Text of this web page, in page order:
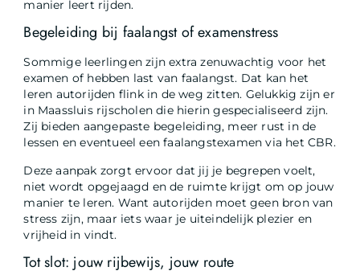
manier leert rijden.
Begeleiding bij faalangst of examenstress
Sommige leerlingen zijn extra zenuwachtig voor het
examen of hebben last van faalangst. Dat kan het
leren autorijden flink in de weg zitten. Gelukkig zijn er
in Maassluis rijscholen die hierin gespecialiseerd zijn.
Zij bieden aangepaste begeleiding, meer rust in de
lessen en eventueel een faalangstexamen via het CBR.
Deze aanpak zorgt ervoor dat jij je begrepen voelt,
niet wordt opgejaagd en de ruimte krijgt om op jouw
manier te leren. Want autorijden moet geen bron van
stress zijn, maar iets waar je uiteindelijk plezier en
vrijheid in vindt.
Tot slot: jouw rijbewijs, jouw route